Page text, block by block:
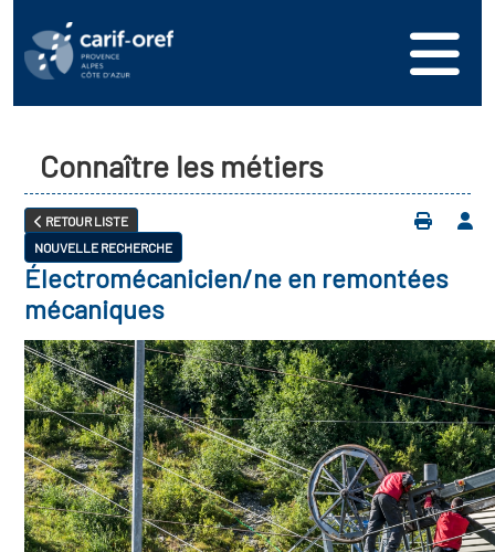
Connaître les métiers
RETOUR LISTE
NOUVELLE RECHERCHE
Électromécanicien/ne en remontées
mécaniques